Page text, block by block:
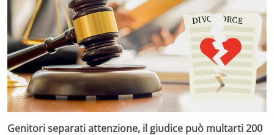
Genitori separati attenzione, il giudice può multarti 200